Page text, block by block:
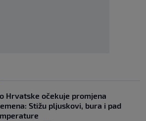
Hrvatske očekuje promjena
Stižu pljuskovi, bura i pad